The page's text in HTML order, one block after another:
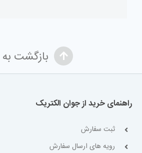
بازگشت به
راهنمای خرید از جوان الکتریک
ثبت سفارش
رویه های ارسال سفارش